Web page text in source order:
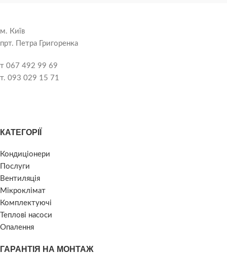
м. Київ
прт. Петра Григоренка
т 067 492 99 69
т. 093 029 15 71
КАТЕГОРІЇ
Кондиціонери
Послуги
Вентиляція
Мікроклімат
Комплектуючі
Теплові насоси
Опалення
ГАРАНТІЯ НА МОНТАЖ